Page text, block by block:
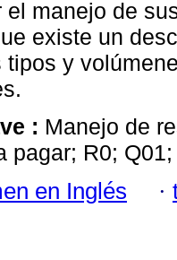
el manejo de
existe un
tipos y
: Manejo de
pagar; R0;
en Inglés ·